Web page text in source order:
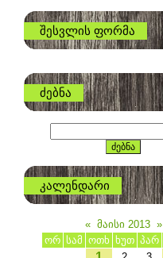
შესვლის ფორმა
ძებნა
კალენდარი
« მაისი 2013 »
ორ სამ ოთხ ხუთ პარ